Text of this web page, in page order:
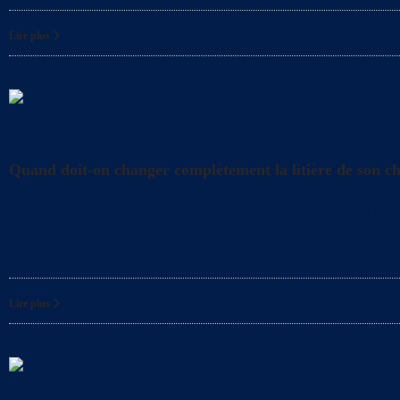
Lire plus
Quand doit-on changer complètement la litière de son
Lire plus